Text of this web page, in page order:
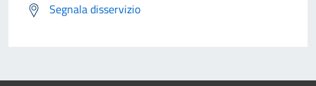
Segnala disservizio